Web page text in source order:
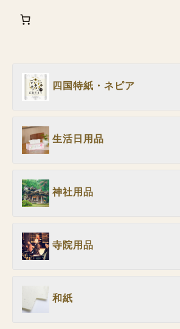
四国特紙・ネピア
生活日用品
神社用品
寺院用品
和紙